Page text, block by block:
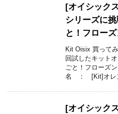
[オイシック
シリーズに
と！フロー
Kit Oisix 買って
回試したキット
ごと！フローズ
名 ： [Kit]オレ
[オイシック